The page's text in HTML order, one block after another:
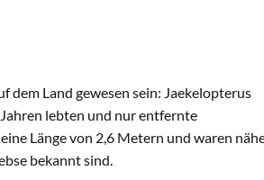
dem Land gewesen sein: Jaekelopterus
lebten und nur entfernte
Länge von 2,6 Metern und waren
bekannt sind.